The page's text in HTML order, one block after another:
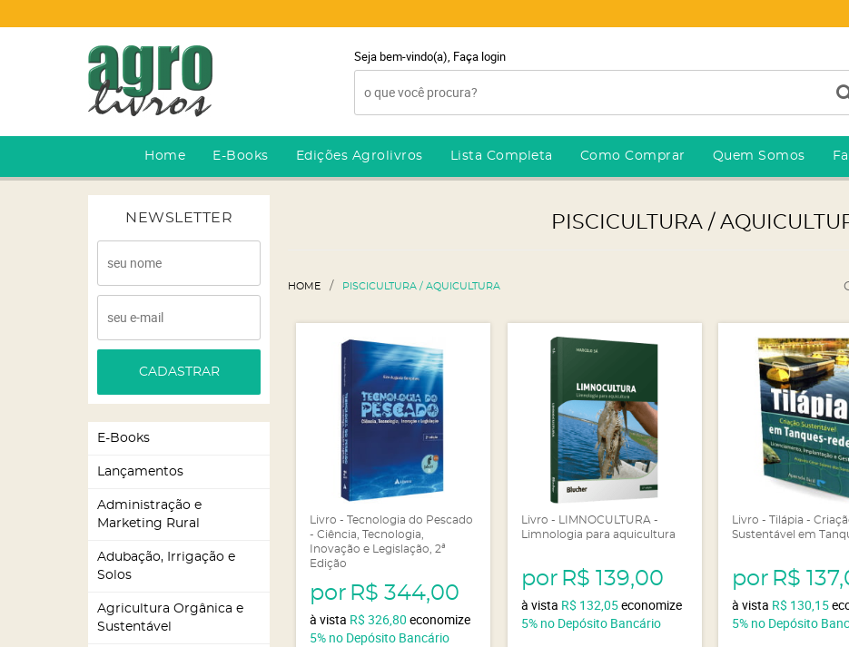
Seja bem-vindo(a), Faça login
Home E-Books Edições Agrolivros Lista Completa Como Comprar Quem Somos
NEWSLETTER
CADASTRAR
E-Books
Lançamentos
Administração e
Marketing Rural
Adubação, Irrigação e
Solos
Agricultura Orgânica e
Sustentável
PISCICULTURA /
HOME PISCICULTURA / AQUICULTURA
Livro - Tecnologia do Pescado
- Ciência, Tecnologia,
Inovação e Legislação, 2ª
Edição
por R$ 344,00
à vista R$ 326,80 economize
5% no Depósito Bancário
Livro - LIMNOCULTURA -
Limnologia para aquicultura
por R$ 139,00
à vista R$ 132,05economize
5% no Depósito Bancário
Livro - Tilápia -
Sustentável em
por R$
à vista R$ 130,15
5% no Depósito